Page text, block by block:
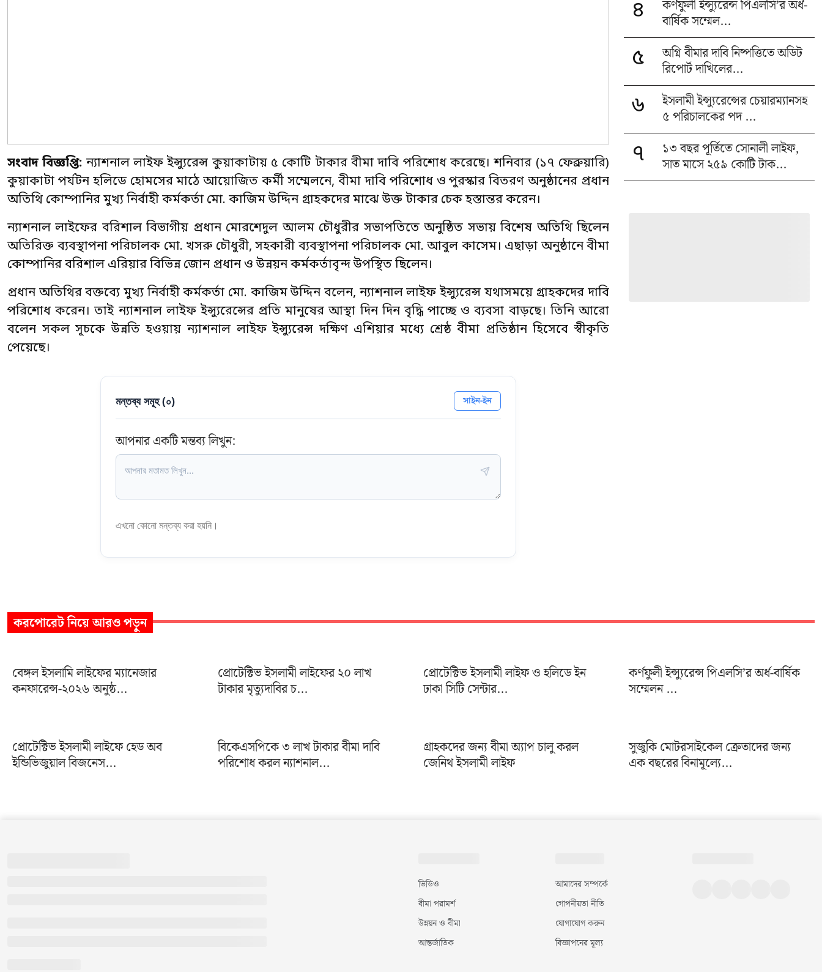
সংবাদ বিজ্ঞপ্তি: ন্যাশনাল লাইফ ইন্স্যুরেন্স কুয়াকাটায় ৫ কোটি টাকার বীমা দাবি পরিশোধ করেছে। শনিবার (১৭ ফেব্রুয়ারি)
কুয়াকাটা পর্যটন হলিডে হোমসের মাঠে আয়োজিত কর্মী সম্মেলনে, বীমা দাবি পরিশোধ ও পুরস্কার বিতরণ অনুষ্ঠানের প্রধান
অতিথি কোম্পানির মুখ্য নির্বাহী কর্মকর্তা মো. কাজিম উদ্দিন গ্রাহকদের মাঝে উক্ত টাকার চেক হস্তান্তর করেন।
ন্যাশনাল লাইফের বরিশাল বিভাগীয় প্রধান মোরশেদুল আলম চৌধুরীর সভাপতিতে অনুষ্ঠিত সভায় বিশেষ অতিথি ছিলেন
অতিরিক্ত ব্যবস্থাপনা পরিচালক মো. খসরু চৌধুরী, সহকারী ব্যবস্থাপনা পরিচালক মো. আবুল কাসেম। এছাড়া অনুষ্ঠানে বীমা
কোম্পানির বরিশাল এরিয়ার বিভিন্ন জোন প্রধান ও উন্নয়ন কর্মকর্তাবৃন্দ উপস্থিত ছিলেন।
প্রধান অতিথির বক্তব্যে মুখ্য নির্বাহী কর্মকর্তা মো. কাজিম উদ্দিন বলেন, ন্যাশনাল লাইফ ইন্স্যুরেন্স যথাসময়ে গ্রাহকদের দাবি
পরিশোধ করেন। তাই ন্যাশনাল লাইফ ইন্স্যুরেন্সের প্রতি মানুষের আস্থা দিন দিন বৃদ্ধি পাচ্ছে ও ব্যবসা বাড়ছে। তিনি আরো
বলেন সকল সূচকে উন্নতি হওয়ায় ন্যাশনাল লাইফ ইন্স্যুরেন্স দক্ষিণ এশিয়ার মধ্যে শ্রেষ্ঠ বীমা প্রতিষ্ঠান হিসেবে স্বীকৃতি
পেয়েছে।
মন্তব্য সমূহ (০) সাইন-ইন
আপনার একটি মন্তব্য লিখুন:
এখনো কোনো মন্তব্য করা হয়নি।
৪
কর্ণফুলী ইন্স্যুরেন্স পিএলসি’র অর্ধ-
বার্ষিক সম্মেল...
৫
অগ্নি বীমার দাবি নিষ্পত্তিতে অডিট
রিপোর্ট দাখিলের...
৬
ইসলামী ইন্স্যুরেন্সের চেয়ারম্যানসহ
৫ পরিচালকের পদ ...
৭
১৩ বছর পূর্তিতে সোনালী লাইফ,
সাত মাসে ২৫৯ কোটি টাক...
করপোরেটনিয়ে আরও পড়ুন
বেঙ্গল ইসলামি লাইফের ম্যানেজার
কনফারেন্স-২০২৬ অনুষ্ঠ...
প্রোটেক্টিভ ইসলামী লাইফের ২০ লাখ
টাকার মৃত্যুদাবির চ...
প্রোটেক্টিভ ইসলামী লাইফ ও হলিডে ইন
ঢাকা সিটি সেন্টার...
কর্ণফুলী ইন্স্যুরেন্স পিএলসি’র অর্ধ-বার্ষিক
সম্মেলন ...
প্রোটেক্টিভ ইসলামী লাইফে হেড অব
ইন্ডিভিজুয়াল বিজনেস...
বিকেএসপিকে ৩ লাখ টাকার বীমা দাবি
পরিশোধ করল ন্যাশনাল...
গ্রাহকদের জন্য বীমা অ্যাপ চালু করল
জেনিথ ইসলামী লাইফ
সুজুকি মোটরসাইকেল ক্রেতাদের জন্য
এক বছরের বিনামূল্যে...
ভিডিও
বীমা পরামর্শ
উন্নয়ন ও বীমা
আন্তর্জাতিক
আমাদের সম্পর্কে
গোপনীয়তা নীতি
যোগাযোগ করুন
বিজ্ঞাপনের মূল্য